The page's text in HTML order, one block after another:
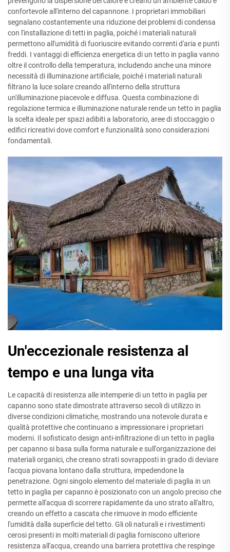
confortevole all'interno del capannone. I proprietari immobiliari
segnalano costantemente una riduzione dei problemi di condensa
con l'installazione di tetti in paglia, poiché i materiali naturali
permettono all'umidità di fuoriuscire evitando correnti d'aria e punti
freddi. I vantaggi di efficienza energetica di un tetto in paglia vanno
oltre il controllo della temperatura, includendo anche una minore
necessità di illuminazione artificiale, poiché i materiali naturali
filtrano la luce solare creando all'interno della struttura
un'illuminazione piacevole e diffusa. Questa combinazione di
regolazione termica e illuminazione naturale rende un tetto in paglia
la scelta ideale per spazi adibiti a laboratorio, aree di stoccaggio o
edifici ricreativi dove comfort e funzionalità sono considerazioni
fondamentali.
Un'eccezionale resistenza al
tempo e una lunga vita
Le capacità di resistenza alle intemperie di un tetto in paglia per
capanno sono state dimostrate attraverso secoli di utilizzo in
diverse condizioni climatiche, mostrando una notevole durata e
qualità protettive che continuano a impressionare i proprietari
moderni. Il sofisticato design anti-infiltrazione di un tetto in paglia
per capanno si basa sulla forma naturale e sull'organizzazione dei
materiali organici, che creano strati sovrapposti in grado di deviare
l'acqua piovana lontano dalla struttura, impedendone la
penetrazione. Ogni singolo elemento del materiale di paglia in un
tetto in paglia per capanno è posizionato con un angolo preciso che
permette all'acqua di scorrere rapidamente da uno strato all'altro,
creando un effetto a cascata che rimuove in modo efficiente
l'umidità dalla superficie del tetto. Gli oli naturali e i rivestimenti
cerosi presenti in molti materiali di paglia forniscono ulteriore
resistenza all'acqua, creando una barriera protettiva che respinge